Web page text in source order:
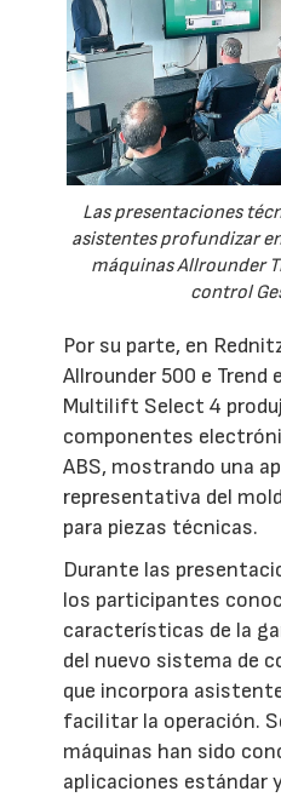
Las presentaciones
asistentes profundizar
máquinas Allrounder
control
Por su parte, en
Allrounder 500 e Trend
Multilift Select 4
componentes
ABS, mostrando una
representativa del
para piezas técnicas.
Durante las
los participantes
características de la
del nuevo sistema de
que incorpora
facilitar la operación.
máquinas han sido
aplicaciones estándar